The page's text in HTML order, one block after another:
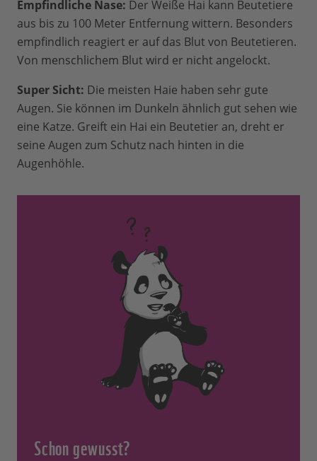
Empfindliche Nase: Der Weiße Hai kann Beutetiere
aus bis zu 100 Meter Entfernung wittern. Besonders
empfindlich reagiert er auf das Blut von Beutetieren.
Von menschlichem Blut wird er nicht angelockt.
Super Sicht: Die meisten Haie haben sehr gute
Augen. Sie können im Dunkeln ähnlich gut sehen wie
eine Katze. Greift ein Hai ein Beutetier an, dreht er
seine Augen zum Schutz nach hinten in die
Augenhöhle.
Schon gewusst?